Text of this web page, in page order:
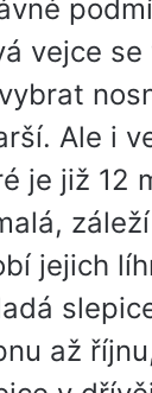
vejce se
Ale i
je již 12
jejich
až